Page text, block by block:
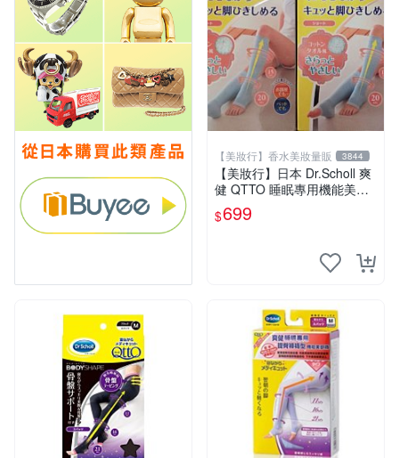
【美妝行】香水美妝量販 3844
【美妝行】日本 Dr.Scholl 爽
健 QTTO 睡眠專用機能美腿
襪 L
$699